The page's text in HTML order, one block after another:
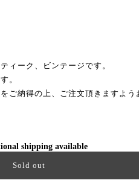
ィーク、ビンテージです。
。
ご納得の上、ご注文頂きますよう
shipping available
Sold out